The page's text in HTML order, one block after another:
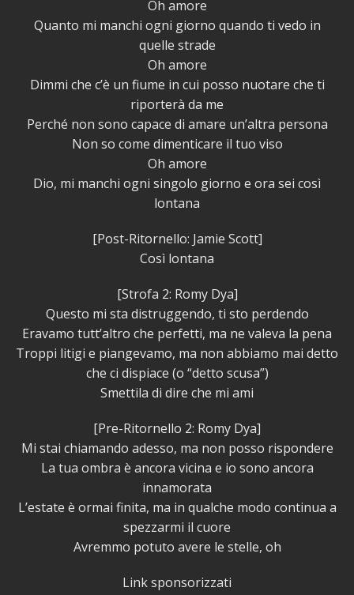
Oh amore
Quanto mi manchi ogni giorno quando ti vedo in
quelle strade
Oh amore
Dimmi che c’è un fiume in cui posso nuotare che ti
riporterà da me
Perché non sono capace di amare un’altra persona
Non so come dimenticare il tuo viso
Oh amore
Dio, mi manchi ogni singolo giorno e ora sei così
lontana
[Post-Ritornello: Jamie Scott]
Così lontana
[Strofa 2: Romy Dya]
Questo mi sta distruggendo, ti sto perdendo
Eravamo tutt’altro che perfetti, ma ne valeva la pena
Troppi litigi e piangevamo, ma non abbiamo mai detto
che ci dispiace (o “detto scusa”)
Smettila di dire che mi ami
[Pre-Ritornello 2: Romy Dya]
Mi stai chiamando adesso, ma non posso rispondere
La tua ombra è ancora vicina e io sono ancora
innamorata
L’estate è ormai finita, ma in qualche modo continua a
spezzarmi il cuore
Avremmo potuto avere le stelle, oh
Link sponsorizzati